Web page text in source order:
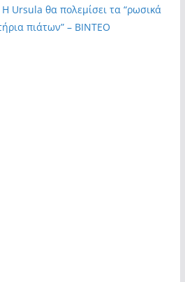
Η Ursula θα πολεμίσει τα “ρωσικά
πιάτων” – ΒΙΝΤΕΟ